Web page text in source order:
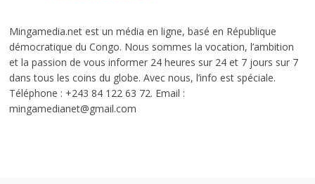
Mingamedia.net est un média en ligne, basé en République
démocratique du Congo. Nous sommes la vocation, l’ambition
et la passion de vous informer 24 heures sur 24 et 7 jours sur 7
dans tous les coins du globe. Avec nous, l’info est spéciale.
Téléphone : +243 84 122 63 72. Email :
mingamedianet@gmail.com